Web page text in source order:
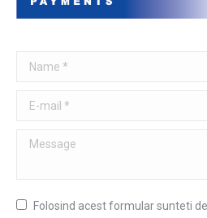
Name *
E-mail *
Message
Folosind acest formular sunteti